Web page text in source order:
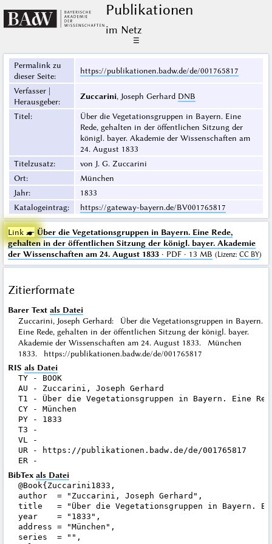
Publikationen
im Netz
☰
Permalink zu
dieser Seite:
https://publikationen.badw.de/de/001765817
Verfasser |
Herausgeber:
Zuccarini, Joseph Gerhard DNB
Titel:
Über die Vegetationsgruppen in Bayern. Eine
Rede, gehalten in der öffentlichen Sitzung der
königl. bayer. Akademie der Wissenschaften am
24. August 1833
Titelzusatz:
von J. G. Zuccarini
Ort:
München
Jahr:
1833
Katalogeintrag: https://gateway-bayern.de/BV001765817
Link ☛ Über die Vegetationsgruppen in Bayern. Eine Rede,
gehalten in der öffentlichen Sitzung der königl. bayer. Akademie
der Wissenschaften am 24. August 1833· PDF · 13 MB (Lizenz: CC BY)
Zitierformate
Barer Text als Datei
Zuccarini, Joseph Gerhard: Über die Vegetationsgruppen in Bayern.
Eine Rede, gehalten in der öffentlichen Sitzung der königl. bayer.
Akademie der Wissenschaften am 24. August 1833. München
1833. https://publikationen.badw.de/de/001765817
RIS als Datei
TY - BOOK
AU - Zuccarini, Joseph Gerhard
T1 - Über die Vegetationsgruppen in Bayern. Eine
CY - München
PY - 1833
T3 -
VL -
UR - https://publikationen.badw.de/de/001765817
BibTex als Datei
@Book{Zuccarini1833,
author  = "Zuccarini, Joseph Gerhard",
title   = "Über die Vegetationsgruppen in Bayern.
year    = "1833",
address = "München",
series  = "",